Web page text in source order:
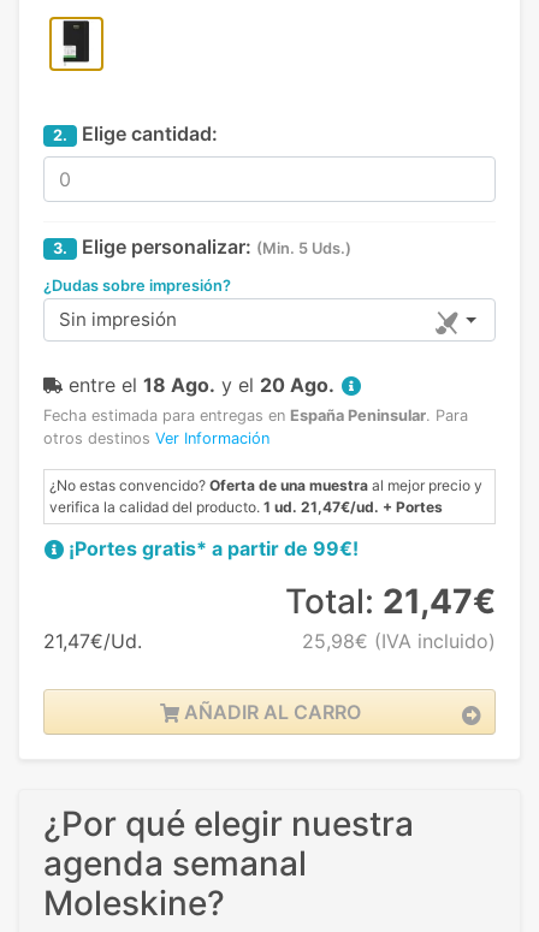
2. Elige cantidad:
3. Elige personalizar: (Min. 5 Uds.)
¿Dudas sobre impresión?
Sin impresión
entre el 18 Ago. y el 20 Ago.
Fecha estimada para entregas en España Peninsular. Para
otros destinos Ver Información
¿No estas convencido? Oferta de una muestra al mejor precio y
verifica la calidad del producto. 1 ud. 21,47€/ud. + Portes
¡Portes gratis* a partir de 99€!
21,47€/Ud.
Total: 21,47€
25,98€ (IVA incluido)
AÑADIR AL CARRO
¿Por qué elegir nuestra
agenda semanal
Moleskine?